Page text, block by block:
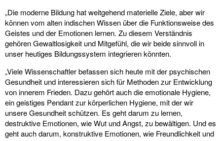
„Die moderne Bildung hat weitgehend materielle Ziele, aber wir
können vom alten indischen Wissen über die Funktionsweise des
Geistes und der Emotionen lernen. Zu diesem Verständnis
gehören Gewaltlosigkeit und Mitgefühl, die wir beide sinnvoll in
unser heutiges Bildungssystem integrieren könnten.
„Viele Wissenschaftler befassen sich heute mit der psychischen
Gesundheit und interessieren sich für Methoden zur Entwicklung
von innerem Frieden. Dazu gehört auch die emotionale Hygiene,
ein geistiges Pendant zur körperlichen Hygiene, mit der wir
unsere Gesundheit schützen. Es geht darum zu lernen,
destruktive Emotionen, wie Wut und Angst, zu bewältigen. Und es
geht auch darum, konstruktive Emotionen, wie Freundlichkeit und